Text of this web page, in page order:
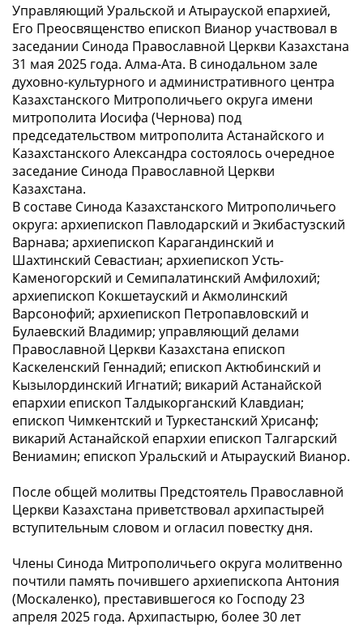
Управляющий Уральской и Атырауской епархией,
Его Преосвященство епископ Вианор участвовал в
заседании Синода Православной Церкви Казахстана
31 мая 2025 года. Алма-Ата. В синодальном зале
духовно-культурного и административного центра
Казахстанского Митрополичьего округа имени
митрополита Иосифа (Чернова) под
председательством митрополита Астанайского и
Казахстанского Александра состоялось очередное
заседание Синода Православной Церкви
Казахстана.
В составе Синода Казахстанского Митрополичьего
округа: архиепископ Павлодарский и Экибастузский
Варнава; архиепископ Карагандинский и
Шахтинский Севастиан; архиепископ Усть-
Каменогорский и Семипалатинский Амфилохий;
архиепископ Кокшетауский и Акмолинский
Варсонофий; архиепископ Петропавловский и
Булаевский Владимир; управляющий делами
Православной Церкви Казахстана епископ
Каскеленский Геннадий; епископ Актюбинский и
Кызылординский Игнатий; викарий Астанайской
епархии епископ Талдыкорганский Клавдиан;
епископ Чимкентский и Туркестанский Хрисанф;
викарий Астанайской епархии епископ Талгарский
Вениамин; епископ Уральский и Атырауский Вианор.
После общей молитвы Предстоятель Православной
Церкви Казахстана приветствовал архипастырей
вступительным словом и огласил повестку дня.
Члены Синода Митрополичьего округа молитвенно
почтили память почившего архиепископа Антония
(Москаленко), преставившегося ко Господу 23
апреля 2025 года. Архипастырю, более 30 лет